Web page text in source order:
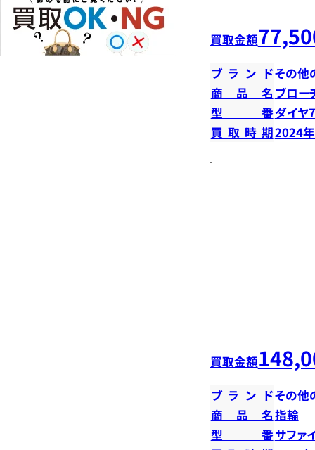
買取金額
ブランドその他
商品名 ブロー
型番ダイヤ
買取時期2024
買取金額
ブランドその他
商品名指輪
型番サファ